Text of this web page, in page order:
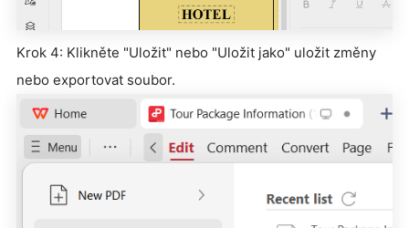
Krok 4: Klikněte "Uložit" nebo "Uložit jako" uložit změny
nebo exportovat soubor.